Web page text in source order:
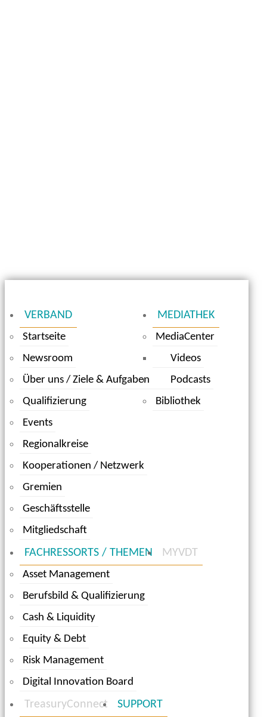
VERBAND
Startseite
Newsroom
Über uns / Ziele & Aufgaben
Qualifizierung
Events
Regionalkreise
Kooperationen / Netzwerk
Gremien
Geschäftsstelle
Mitgliedschaft
MEDIATHEK
MediaCenter
Videos
Podcasts
Bibliothek
FACHRESSORTS / THEMEN
Asset Management
Berufsbild & Qualifizierung
Cash & Liquidity
Equity & Debt
Risk Management
Digital Innovation Board
MYVDT
TreasuryConnect SUPPORT